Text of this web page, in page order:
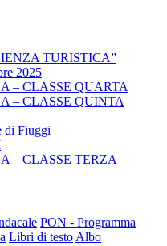
TURISTICA”
2025
– CLASSE QUARTA
– CLASSE QUINTA
di Fiuggi
– CLASSE TERZA
PON - Programma
Libri di testo Albo